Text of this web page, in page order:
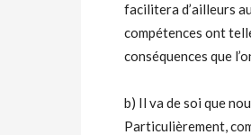
facilitera d’ailleurs
compétences ont
conséquences que
b) Il va de soi que
Particulièrement,